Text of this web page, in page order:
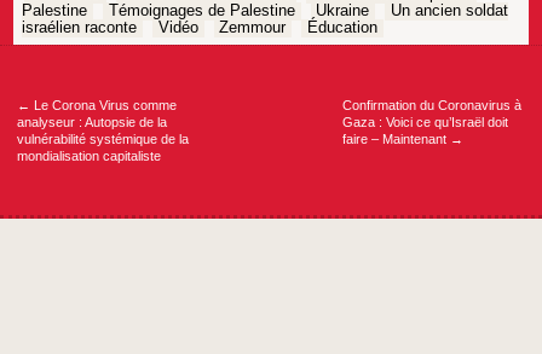
Palestine
Témoignages de Palestine Ukraine
Un ancien soldat
israélien raconte
Vidéo Zemmour Éducation
Navigation
← Le Corona Virus comme
analyseur : Autopsie de la
vulnérabilité systémique de la
mondialisation capitaliste
Confirmation du Coronavirus à
Gaza : Voici ce qu’Israël doit
faire – Maintenant →